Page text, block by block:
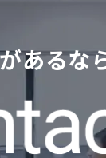
あるな